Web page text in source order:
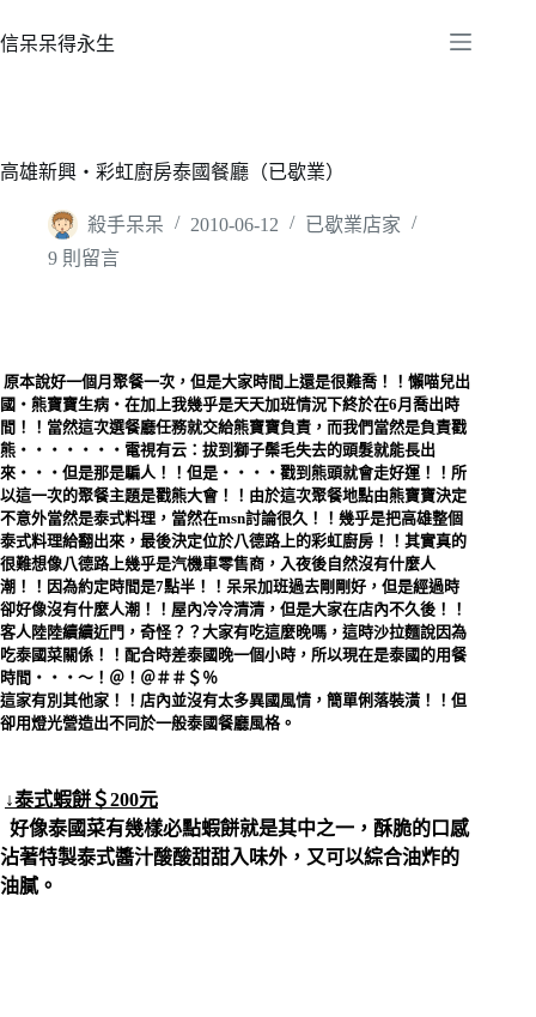
至
容
信呆呆得永生
高雄新興‧彩虹廚房泰國餐廳（已歇業）
殺手呆呆 2010-06-12
已歇業店家
9 則留言
原本說好一個月聚餐一次，但是大家時間上還是很難喬！！懶喵兒出
國‧熊寶寶生病‧在加上我幾乎是天天加班情況下終於在6月喬出時
間！！當然這次選餐廳任務就交給熊寶寶負責，而我們當然是負責戳
熊‧‧‧‧‧‧‧電視有云：拔到獅子鬃毛失去的頭髮就能長出
來‧‧‧但是那是騙人！！但是‧‧‧‧戳到熊頭就會走好運！！所
以這一次的聚餐主題是戳熊大會！！ 由於這次聚餐地點由熊寶寶決定
不意外當然是泰式料理，當然在msn討論很久！！幾乎是把高雄整個
泰式料理給翻出來，最後決定位於八德路上的彩虹廚房！！其實真的
很難想像八德路上幾乎是汽機車零售商，入夜後自然沒有什麼人
潮！！因為約定時間是7點半！！呆呆加班過去剛剛好，但是經過時
卻好像沒有什麼人潮！！屋內冷冷清清，但是大家在店內不久後！！
客人陸陸續續近門，奇怪？？大家有吃這麼晚嗎，這時沙拉麵說因為
吃泰國菜關係！！配合時差泰國晚一個小時，所以現在是泰國的用餐
時間‧‧‧～！＠！＠＃＃＄％
這家有別其他家！！店內並沒有太多異國風情，簡單俐落裝潢！！但
卻用燈光營造出不同於一般泰國餐廳風格。
↓泰式蝦餅＄200元
好像泰國菜有幾樣必點蝦餅就是其中之一，酥脆的口感
沾著特製泰式醬汁酸酸甜甜入味外，又可以綜合油炸的
油膩。